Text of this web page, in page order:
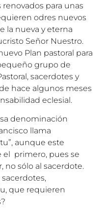
para unas
odres nuevos
la nueva y eterna
Señor Nuestro.
Plan pastoral para
grupo de
sacerdotes y
hace algunos meses
eclesial.
denominación
llama
aunque este
el primero, pues se
no sólo al sacerdote.
que requieren